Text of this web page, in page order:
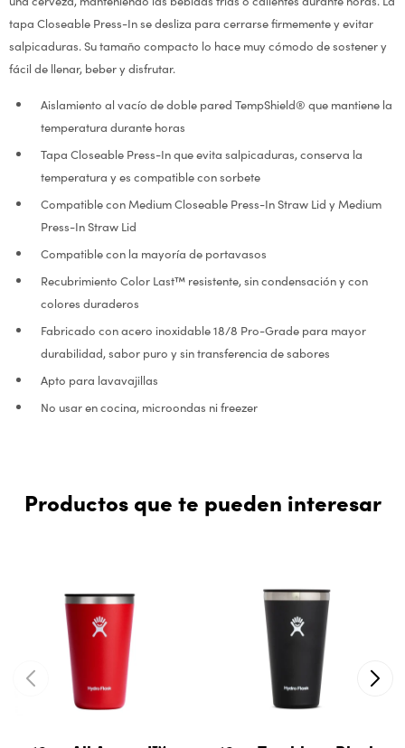
tapa Closeable Press-In se desliza para cerrarse firmemente y evitar
salpicaduras. Su tamaño compacto lo hace muy cómodo de sostener y
fácil de llenar, beber y disfrutar.
Aislamiento al vacío de doble pared TempShield® que mantiene la
temperatura durante horas
Tapa Closeable Press-In que evita salpicaduras, conserva la
temperatura y es compatible con sorbete
Compatible con Medium Closeable Press-In Straw Lid y Medium
Press-In Straw Lid
Compatible con la mayoría de portavasos
Recubrimiento Color Last™ resistente, sin condensación y con
colores duraderos
Fabricado con acero inoxidable 18/8 Pro-Grade para mayor
durabilidad, sabor puro y sin transferencia de sabores
Apto para lavavajillas
No usar en cocina, microondas ni freezer
Productos que te pueden interesar